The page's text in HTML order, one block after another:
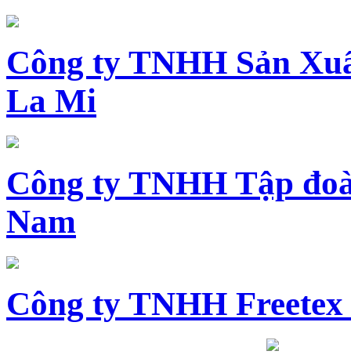
Công ty TNHH Sản
La Mi
Công ty TNHH Tập
Nam
Công ty TNHH